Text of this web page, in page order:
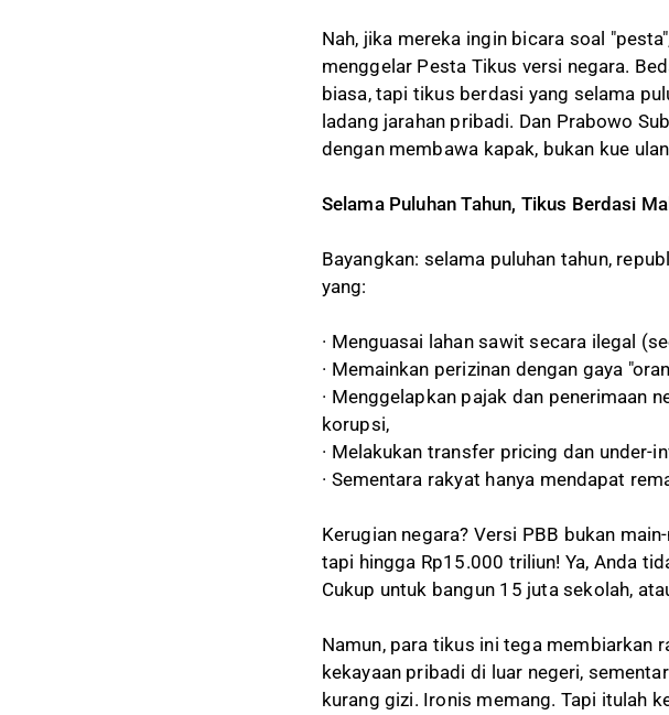
Nah, jika mereka ingin bicara soal
menggelar Pesta Tikus versi negara.
biasa, tapi tikus berdasi yang selama
ladang jarahan pribadi. Dan Prabowo
dengan membawa kapak, bukan kue
Selama Puluhan Tahun, Tikus Berdasi
Bayangkan: selama puluhan tahun,
yang:
· Menguasai lahan sawit secara ilegal
· Memainkan perizinan dengan gaya
· Menggelapkan pajak dan penerimaan
korupsi,
· Melakukan transfer pricing dan under-
· Sementara rakyat hanya mendapat
Kerugian negara? Versi PBB bukan
tapi hingga Rp15.000 triliun! Ya, Anda
Cukup untuk bangun 15 juta sekolah,
Namun, para tikus ini tega membiarkan
kekayaan pribadi di luar negeri,
kurang gizi. Ironis memang. Tapi itulah